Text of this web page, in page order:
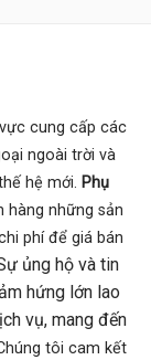
cung cấp các
ngoài trời và
hệ mới. Phụ
hàng những sản
phí để giá bán
ủng hộ và tin
hứng lớn lao
vụ, mang đến
tôi cam kết